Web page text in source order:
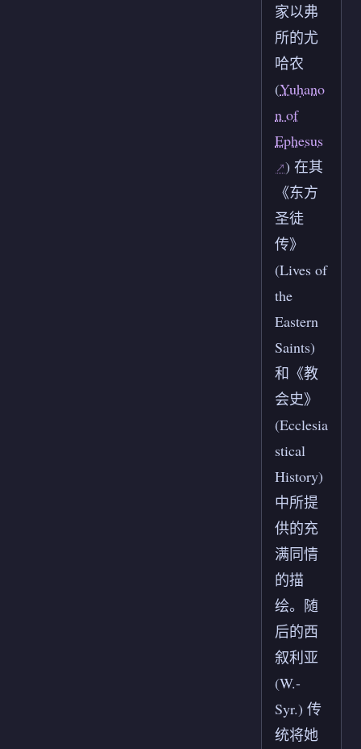
家以弗
所的尤
哈农
(Yuḥano
n of
Ephesus
) 在其
《东方
圣徒
传》
(Lives of
the
Eastern
Saints)
和《教
会史》
(Ecclesia
stical
History)
中所提
供的充
满同情
的描
绘。随
后的西
叙利亚
(W.-
Syr.) 传
统将她